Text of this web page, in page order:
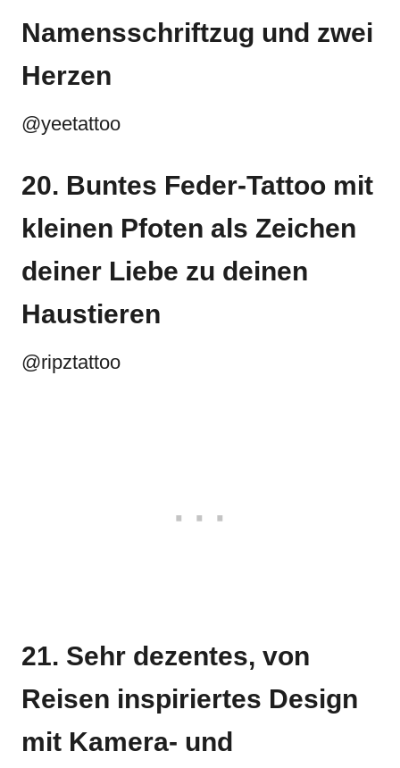
Namensschriftzug und zwei
Herzen
@yeetattoo
20. Buntes Feder-Tattoo mit
kleinen Pfoten als Zeichen
deiner Liebe zu deinen
Haustieren
@ripztattoo
21. Sehr dezentes, von
Reisen inspiriertes Design
mit Kamera- und